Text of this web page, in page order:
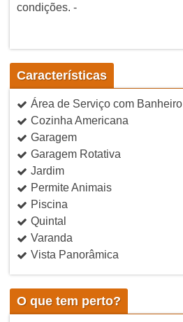
condições. -
Características
Área de Serviço com Banheiro
Cozinha Americana
Garagem
Garagem Rotativa
Jardim
Permite Animais
Piscina
Quintal
Varanda
Vista Panorâmica
O que tem perto?